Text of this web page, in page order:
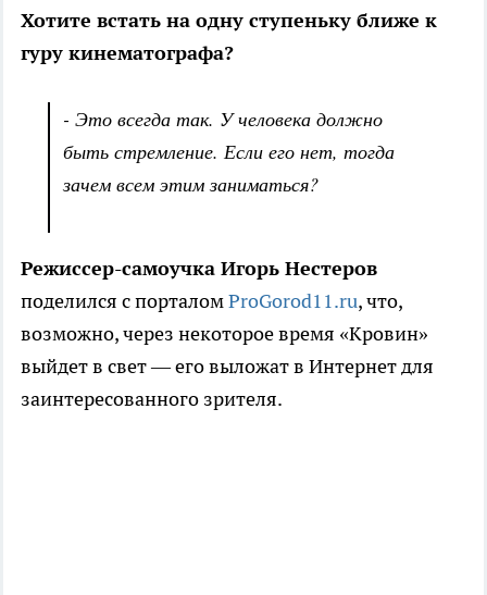
Хотите встать на одну ступеньку ближе к
гуру кинематографа?
- Это всегда так. У человека должно
быть стремление. Если его нет, тогда
зачем всем этим заниматься?
Режиссер-самоучка Игорь Нестеров
поделился с порталомProGorod11.ru, что,
возможно, через некоторое время «Кровин»
выйдет в свет — его выложат в Интернет для
заинтересованного зрителя.